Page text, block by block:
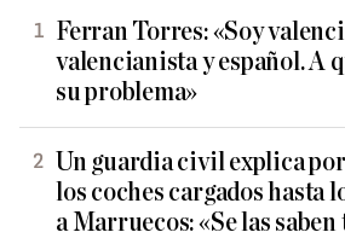
Ferran Torres: «Soy
valencianista y español. A
su problema»
Un guardia civil explica
los coches cargados hasta
a Marruecos: «Se las saben